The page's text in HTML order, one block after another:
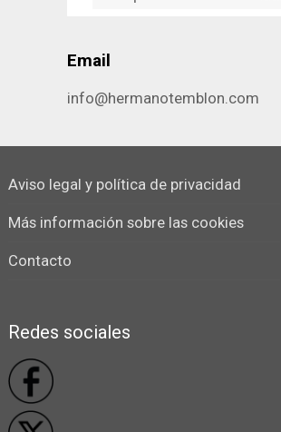
Email
info@hermanotemblon.com
Aviso legal y política de privacidad
Más información sobre las cookies
Contacto
Redes sociales